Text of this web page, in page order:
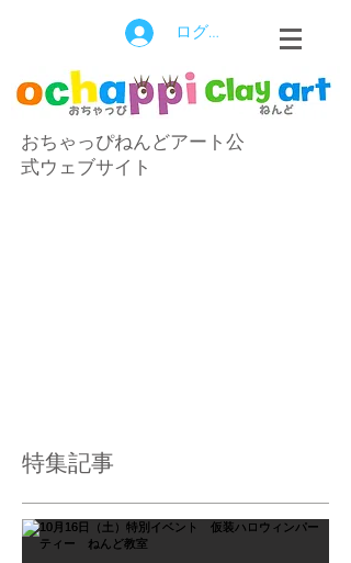
ログイン
おちゃっぴねんどアート公
式ウェブサイト
特集記事